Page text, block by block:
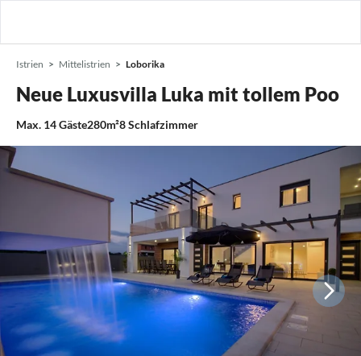
Istrien Mittelistrien Loborika
Neue Luxusvilla Luka mit tollem Poo
Max. 14Gäste280m²8Schlafzimmer